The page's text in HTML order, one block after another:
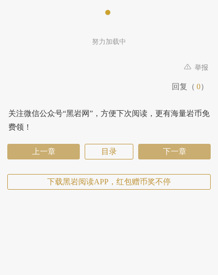
努力加载中
举报
回复（ 0）
关注微信公众号“黑岩网”，方便下次阅读，更有海量岩币免
费领！
上一章 目录 下一章
下载黑岩阅读APP，红包赠币奖不停